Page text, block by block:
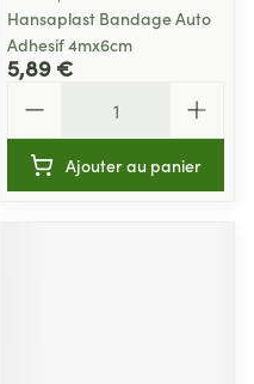
Hansaplast Bandage Auto
Adhesif 4mx6cm
5,89 €
Ajouter au panier